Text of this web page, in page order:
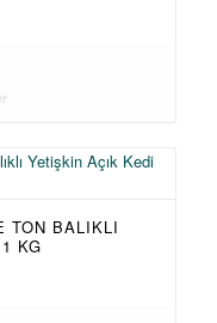
TON BALIKLI
KG